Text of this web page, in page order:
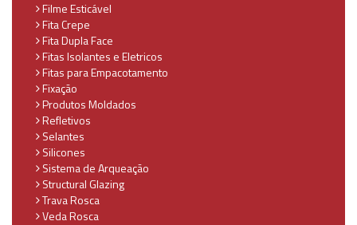
Filme Esticável
Fita Crepe
Fita Dupla Face
Fitas Isolantes e Eletricos
Fitas para Empacotamento
Fixação
Produtos Moldados
Refletivos
Selantes
Silicones
Sistema de Arqueação
Structural Glazing
Trava Rosca
Veda Rosca